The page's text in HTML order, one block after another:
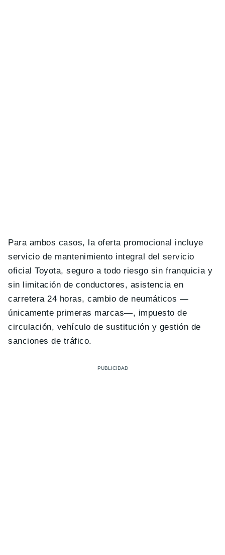
Para ambos casos, la oferta promocional incluye
servicio de mantenimiento integral del servicio
oficial Toyota, seguro a todo riesgo sin franquicia y
sin limitación de conductores, asistencia en
carretera 24 horas, cambio de neumáticos —
únicamente primeras marcas—, impuesto de
circulación, vehículo de sustitución y gestión de
sanciones de tráfico.